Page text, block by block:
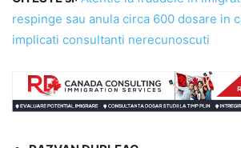
respinge sau anula circa 600 dosare in
implicati consultanti nerecunoscuti